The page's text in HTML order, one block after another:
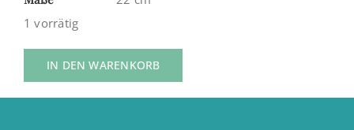
1 vorrätig
IN DEN WARENKORB